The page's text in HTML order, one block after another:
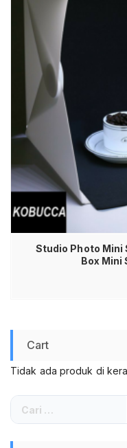
Studio Photo Mini
Box Mini
Cart
Tidak ada produk di
Cari
untuk: